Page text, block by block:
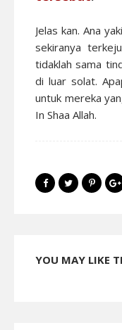
Jelas kan. Ana
sekiranya
tidaklah sama
di luar solat.
untuk mereka
In Shaa Allah.
YOU MAY LIKE